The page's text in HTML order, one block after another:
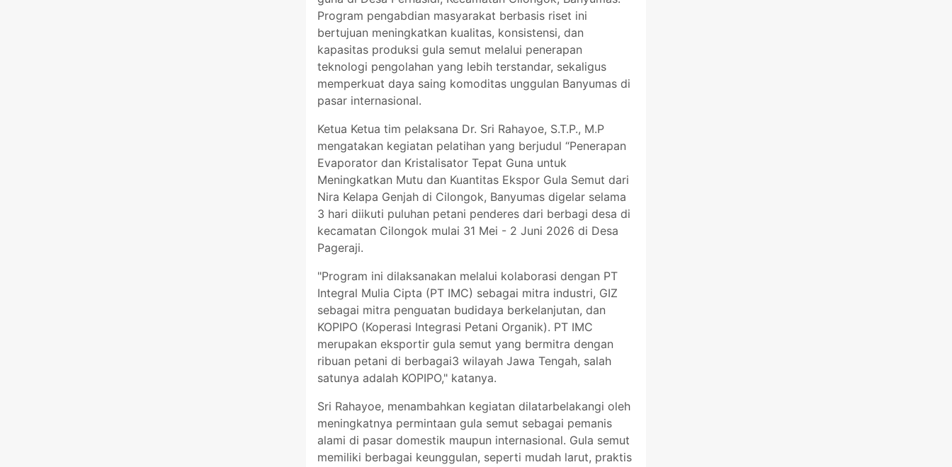
Program pengabdian masyarakat berbasis riset ini
bertujuan meningkatkan kualitas, konsistensi, dan
kapasitas produksi gula semut melalui penerapan
teknologi pengolahan yang lebih terstandar, sekaligus
memperkuat daya saing komoditas unggulan Banyumas di
pasar internasional.
Ketua Ketua tim pelaksana Dr. Sri Rahayoe, S.T.P., M.P
mengatakan kegiatan pelatihan yang berjudul “Penerapan
Evaporator dan Kristalisator Tepat Guna untuk
Meningkatkan Mutu dan Kuantitas Ekspor Gula Semut dari
Nira Kelapa Genjah di Cilongok, Banyumas digelar selama
3 hari diikuti puluhan petani penderes dari berbagi desa di
kecamatan Cilongok mulai 31 Mei - 2 Juni 2026 di Desa
Pageraji.
"Program ini dilaksanakan melalui kolaborasi dengan PT
Integral Mulia Cipta (PT IMC) sebagai mitra industri, GIZ
sebagai mitra penguatan budidaya berkelanjutan, dan
KOPIPO (Koperasi Integrasi Petani Organik). PT IMC
merupakan eksportir gula semut yang bermitra dengan
ribuan petani di berbagai3 wilayah Jawa Tengah, salah
satunya adalah KOPIPO," katanya.
Sri Rahayoe, menambahkan kegiatan dilatarbelakangi oleh
meningkatnya permintaan gula semut sebagai pemanis
alami di pasar domestik maupun internasional. Gula semut
memiliki berbagai keunggulan, seperti mudah larut, praktis